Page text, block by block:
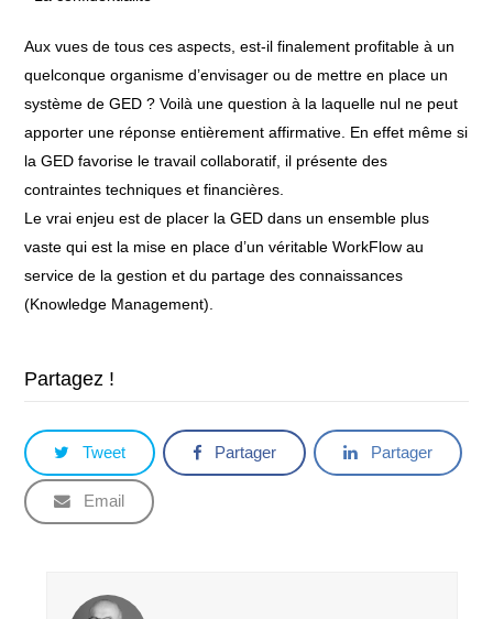
Aux vues de tous ces aspects, est-il finalement profitable à un
quelconque organisme d’envisager ou de mettre en place un
système de GED ? Voilà une question à la laquelle nul ne peut
apporter une réponse entièrement affirmative. En effet même si
la GED favorise le travail collaboratif, il présente des
contraintes techniques et financières.
Le vrai enjeu est de placer la GED dans un ensemble plus
vaste qui est la mise en place d’un véritable WorkFlow au
service de la gestion et du partage des connaissances
(Knowledge Management).
Partagez !
Tweet Partager Partager
Email